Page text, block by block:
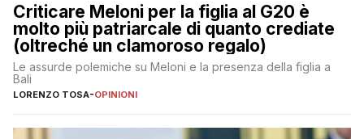
Criticare Meloni per la figlia al G20 è
molto più patriarcale di quanto crediate
(oltreché un clamoroso regalo)
Le assurde polemiche su Meloni e la presenza della figlia a
Bali
LORENZO TOSA-OPINIONI